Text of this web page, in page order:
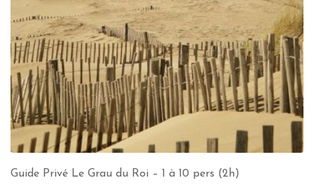
Guide Privé Le Grau du Roi – 1 à 10 pers (2h)